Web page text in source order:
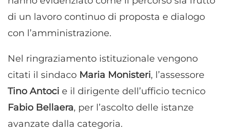
di un lavoro continuo di proposta e dialogo
con l’amministrazione.
Nel ringraziamento istituzionale vengono
citati il sindaco Maria Monisteri, l’assessore
Tino Antoci e il dirigente dell’ufficio tecnico
Fabio Bellaera, per l’ascolto delle istanze
avanzate dalla categoria.